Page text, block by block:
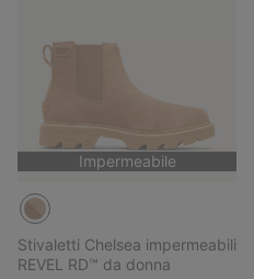
Impermeabile
Stivaletti Chelsea impermeabili
REVEL RD™ da donna